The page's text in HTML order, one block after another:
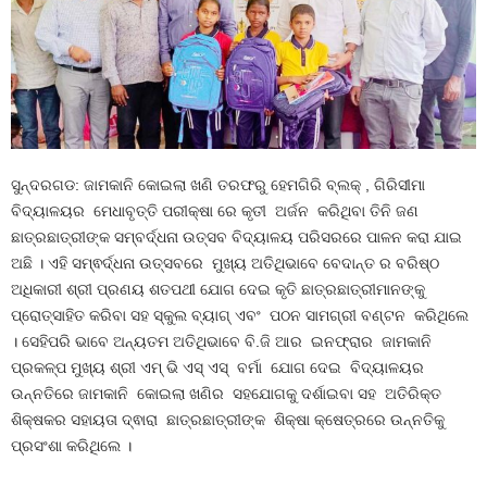
ସୁନ୍ଦରଗଡ: ଜାମକାନି କୋଇଲା ଖଣି ତରଫରୁ ହେମଗିରି ବ୍ଲକ୍ , ଗିରିସୀମା
ବିଦ୍ୟାଳୟର ମେଧାବୃତ୍ତି ପରୀକ୍ଷା ରେ କୃତୀ ଅର୍ଜନ କରିଥିବା ତିନି ଜଣ
ଛାତ୍ରଛାତ୍ରୀଙ୍କ ସମ୍ବର୍ଦ୍ଧନା ଉତ୍ସବ ବିଦ୍ୟାଳୟ ପରିସରରେ ପାଳନ କରା ଯାଇ
ଅଛି । ଏହି ସମ୍ଵର୍ଦ୍ଧନା ଉତ୍ସବରେ ମୁଖ୍ୟ ଅତିଥିଭାବେ ବେଦାନ୍ତ ର ବରିଷ୍ଠ
ଅଧିକାରୀ ଶ୍ରୀ ପ୍ରଣୟ ଶତପଥୀ ଯୋଗ ଦେଇ କୃତି ଛାତ୍ରଛାତ୍ରୀମାନଙ୍କୁ
ପ୍ରୋତ୍ସାହିତ କରିବା ସହ ସ୍କୁଲ ବ୍ୟାଗ୍ ଏବଂ ପଠନ ସାମଗ୍ରୀ ବଣ୍ଟନ କରିଥିଲେ
। ସେହିପରି ଭାବେ ଅନ୍ୟତମ ଅତିଥିଭାବେ ବି.ଜି ଆର ଇନଫ୍ରାର ଜାମକାନି
ପ୍ରକଳ୍ପ ମୁଖ୍ୟ ଶ୍ରୀ ଏମ୍ ଭି ଏସ୍ ଏସ୍ ବର୍ମା ଯୋଗ ଦେଇ ବିଦ୍ୟାଳୟର
ଉନ୍ନତିରେ ଜାମକାନି କୋଇଲା ଖଣିର ସହଯୋଗକୁ ଦର୍ଶାଇବା ସହ ଅତିରିକ୍ତ
ଶିକ୍ଷକର ସହାୟତା ଦ୍ଵାରା ଛାତ୍ରଛାତ୍ରୀଙ୍କ ଶିକ୍ଷା କ୍ଷେତ୍ରରେ ଉନ୍ନତିକୁ
ପ୍ରସଂଶା କରିଥିଲେ ।